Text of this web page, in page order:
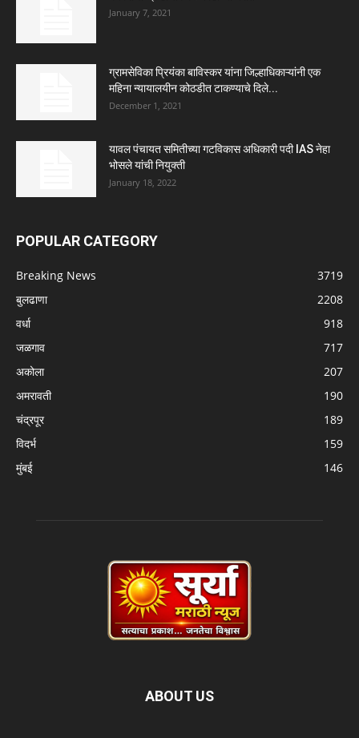
January 7, 2021
ग्रामसेविका प्रियंका बाविस्कर यांना जिल्हाधिकाऱ्यांनी एक
महिना न्यायालयीन कोठडीत टाकण्याचे दिले...
December 1, 2021
यावल पंचायत समितीच्या गटविकास अधिकारी पदी IAS नेहा
भोसले यांची नियुक्ती
January 18, 2022
POPULAR CATEGORY
Breaking News
3719
बुलढाणा
2208
वर्धा
918
जळगाव
717
अकोला
207
अमरावती
190
चंद्रपूर
189
विदर्भ
159
मुंबई
146
ABOUT US